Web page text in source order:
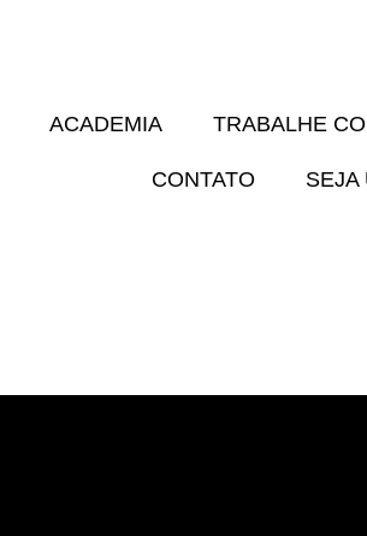
ACADEMIA TRABALHE
CONTATO SEJA